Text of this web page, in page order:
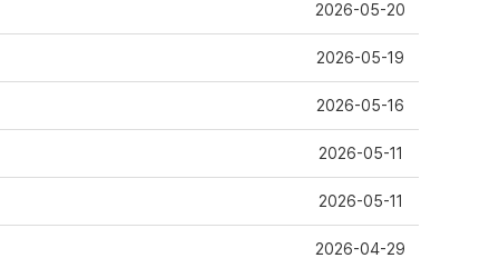
2026-05-20
2026-05-19
2026-05-16
2026-05-11
2026-05-11
2026-04-29